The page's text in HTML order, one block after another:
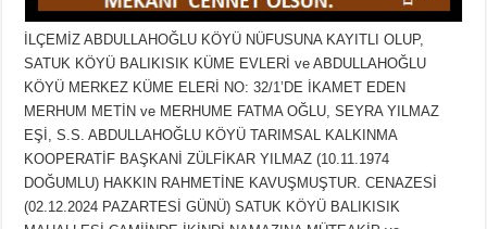
İLÇEMİZ ABDULLAHOĞLU KÖYÜ NÜFUSUNA KAYITLI OLUP,
SATUK KÖYÜ BALIKISIK KÜME EVLERİ ve ABDULLAHOĞLU
KÖYÜ MERKEZ KÜME ELERİ NO: 32/1’DE İKAMET EDEN
MERHUM METİN ve MERHUME FATMA OĞLU, SEYRA YILMAZ
EŞİ, S.S. ABDULLAHOĞLU KÖYÜ TARIMSAL KALKINMA
KOOPERATİF BAŞKANİ ZÜLFİKAR YILMAZ (10.11.1974
DOĞUMLU) HAKKIN RAHMETİNE KAVUŞMUŞTUR. CENAZESİ
(02.12.2024 PAZARTESİ GÜNÜ) SATUK KÖYÜ BALIKISIK